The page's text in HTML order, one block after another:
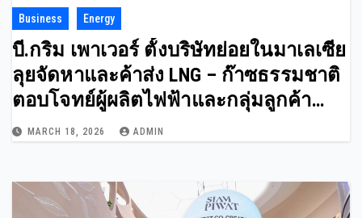
Business Energy
บี.กริม เพาเวอร์ ตั้งบริษัทย่อยในมาเลเซีย
ลุยจัดหาและค้าส่ง LNG – ก๊าซธรรมชาติ
ตอบโจทย์ผู้ผลิตไฟฟ้าและกลุ่มลูกค้า
อุตสาหกรรม
MARCH 18, 2026 ADMIN